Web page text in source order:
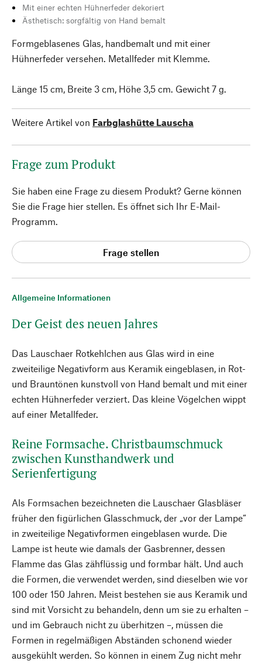
Allgemeine Informationen
Der Geist des neuen Jahres
Das Lauschaer Rotkehlchen aus Glas wird in eine
zweiteilige Negativform aus Keramik eingeblasen, in Rot-
und Brauntönen kunstvoll von Hand bemalt und mit einer
echten Hühnerfeder verziert. Das kleine Vögelchen wippt
auf einer Metallfeder.
Reine Formsache. Christbaumschmuck
zwischen Kunsthandwerk und
Serienfertigung
Als Formsachen bezeichneten die Lauschaer Glasbläser
früher den figürlichen Glasschmuck, der „vor der Lampe“
in zweiteilige Negativformen eingeblasen wurde. Die
Lampe ist heute wie damals der Gasbrenner, dessen
Flamme das Glas zähflüssig und formbar hält. Und auch
die Formen, die verwendet werden, sind dieselben wie vor
100 oder 150 Jahren. Meist bestehen sie aus Keramik und
sind mit Vorsicht zu behandeln, denn um sie zu erhalten –
und im Gebrauch nicht zu überhitzen –, müssen die
Formen in regelmäßigen Abständen schonend wieder
ausgekühlt werden. So können in einem Zug nicht mehr
Mit einer echten Hühnerfeder dekoriert
Ästhetisch: sorgfältig von Hand bemalt
Formgeblasenes Glas, handbemalt und mit einer
Hühnerfeder versehen. Metallfeder mit Klemme.
Länge 15 cm, Breite 3 cm, Höhe 3,5 cm. Gewicht 7 g.
Weitere Artikel von Farbglashütte Lauscha
Frage zum Produkt
Sie haben eine Frage zu diesem Produkt? Gerne können
Sie die Frage hier stellen. Es öffnet sich Ihr E-Mail-
Programm.
Frage stellen